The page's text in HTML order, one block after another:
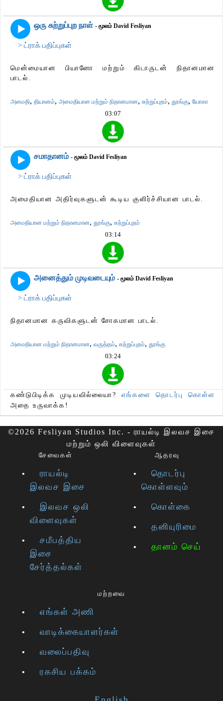
ஒரு சுற்றுப்புற நாள் - மூலம் David Fesliyan
> ட்ராக் பதிப்புகள்
மென்மையான பியானோ மற்றும் கிடாருடன் நிதானமான
பாடல்.
அமைதி, தியானம், அமைதியான மற்றும் நிதானமான, சுற்றுப்புறம், தூங்கு, யோகா
03:07
சமாதானம் - மூலம் David Fesliyan
> ட்ராக் பதிப்புகள்
அமைதியான அதிர்வுகளுடன் கூடிய குளிர்ச்சியான பாடல்.
அமைதியான மற்றும் நிதானமான, தூங்கு, சுற்றுப்புறம்
03:14
அனைத்தும் முடிவடையும் - மூலம் David Fesliyan
> ட்ராக் பதிப்புகள்
நிதானமான கருவிகளுடன் சோகமான பாடல்.
அமைதியான மற்றும் நிதானமான, வருத்தம், சுற்றுப்புறம், தூங்கு
03:24
கண்டுபிடிக்க முடியவில்லையா? எங்களை தொடர்பு கொள்ள
அதை உருவாக்க!
©2026 Fesliyan Studios Inc. - ராயல்டி இலவச இசை
மற்றும் ஒலி விளைவுகள்
சேவைகள்
ராயல்டி
இலவச இசை
இலவச ஒலி
விளைவுகள்
சமீபத்திய
இசை
சேர்த்தல்கள்
ஆதரவு
தொடர்பு
கொள்ளவும்
கொள்கை
தனியுரிமை
தானம் செய்
மற்றவை
எங்கள் அணி
வாடிக்கையாளர்கள்
வலைப்பதிவு
ரகசிய பக்கம்